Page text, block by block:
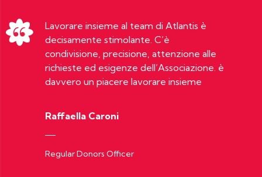
Lavorare insieme al team di Atlantis è
decisamente stimolante. C’è
condivisione, precisione, attenzione alle
richieste ed esigenze dell’Associazione. è
davvero un piacere lavorare insieme
Raffaella Caroni
Regular Donors Officer